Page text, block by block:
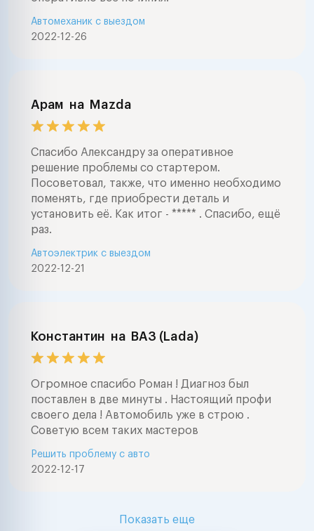
2022-12-26
Автомеханик с выездом
Арам на Mazda
Спасибо Александру за оперативное
решение проблемы со стартером.
Посоветовал, также, что именно необходимо
поменять, где приобрести деталь и
установить её. Как итог - ***** . Спасибо, ещё
раз.
2022-12-21
Автоэлектрик с выездом
Константин на ВАЗ (Lada)
Огромное спасибо Роман ! Диагноз был
поставлен в две минуты . Настоящий профи
своего дела ! Автомобиль уже в строю .
Советую всем таких мастеров
2022-12-17
Решить проблему с авто
Показать еще